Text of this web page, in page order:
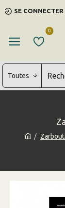
SE CONNECTER
0
Toutes